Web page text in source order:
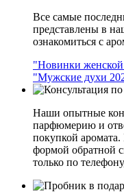
Все самые
представлены в
ознакомиться с
"Новинки
"Мужские духи
Наши опытные
парфюмерию и
покупкой
формой обратной
только по